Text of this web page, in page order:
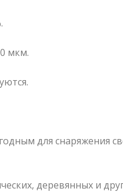
мкм.
для снаряжения
деревянных и